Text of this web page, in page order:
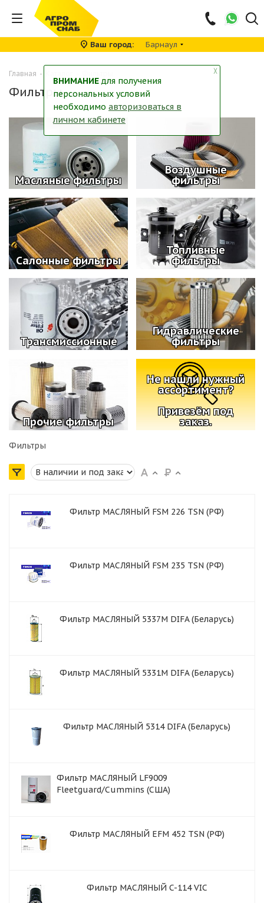
Ваш город Барнаул
Главная -
Фильтры
Масляные фильтры
Воздушные
фильтры
Салонные фильтры
Топливные
фильтры
Трансмиссионные
Гидравлические
фильтры
Прочие фильтры
Не нашли нужный
ассортимент?
Привезём под
заказ.
Фильтры
Фильтр МАСЛЯНЫЙ FSM 226 TSN (РФ)
Фильтр МАСЛЯНЫЙ FSM 235 TSN (РФ)
Фильтр МАСЛЯНЫЙ 5337M DIFA (Беларусь)
Фильтр МАСЛЯНЫЙ 5331M DIFA (Беларусь)
Фильтр МАСЛЯНЫЙ 5314 DIFA (Беларусь)
Фильтр МАСЛЯНЫЙ LF9009
Fleetguard/Cummins (США)
Фильтр МАСЛЯНЫЙ EFM 452 TSN (РФ)
Фильтр МАСЛЯНЫЙ C-114 VIC
╳
ВНИМАНИЕ для получения
персональных условий
необходимо авторизоваться в
личном кабинете